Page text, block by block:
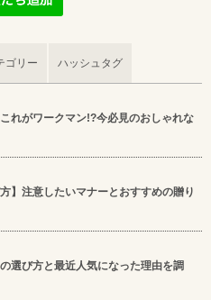
ゴリー ハッシュタグ
これがワークマン!?今必見のおしゃれな
方】注意したいマナーとおすすめの贈り
選び方と最近人気になった理由を調